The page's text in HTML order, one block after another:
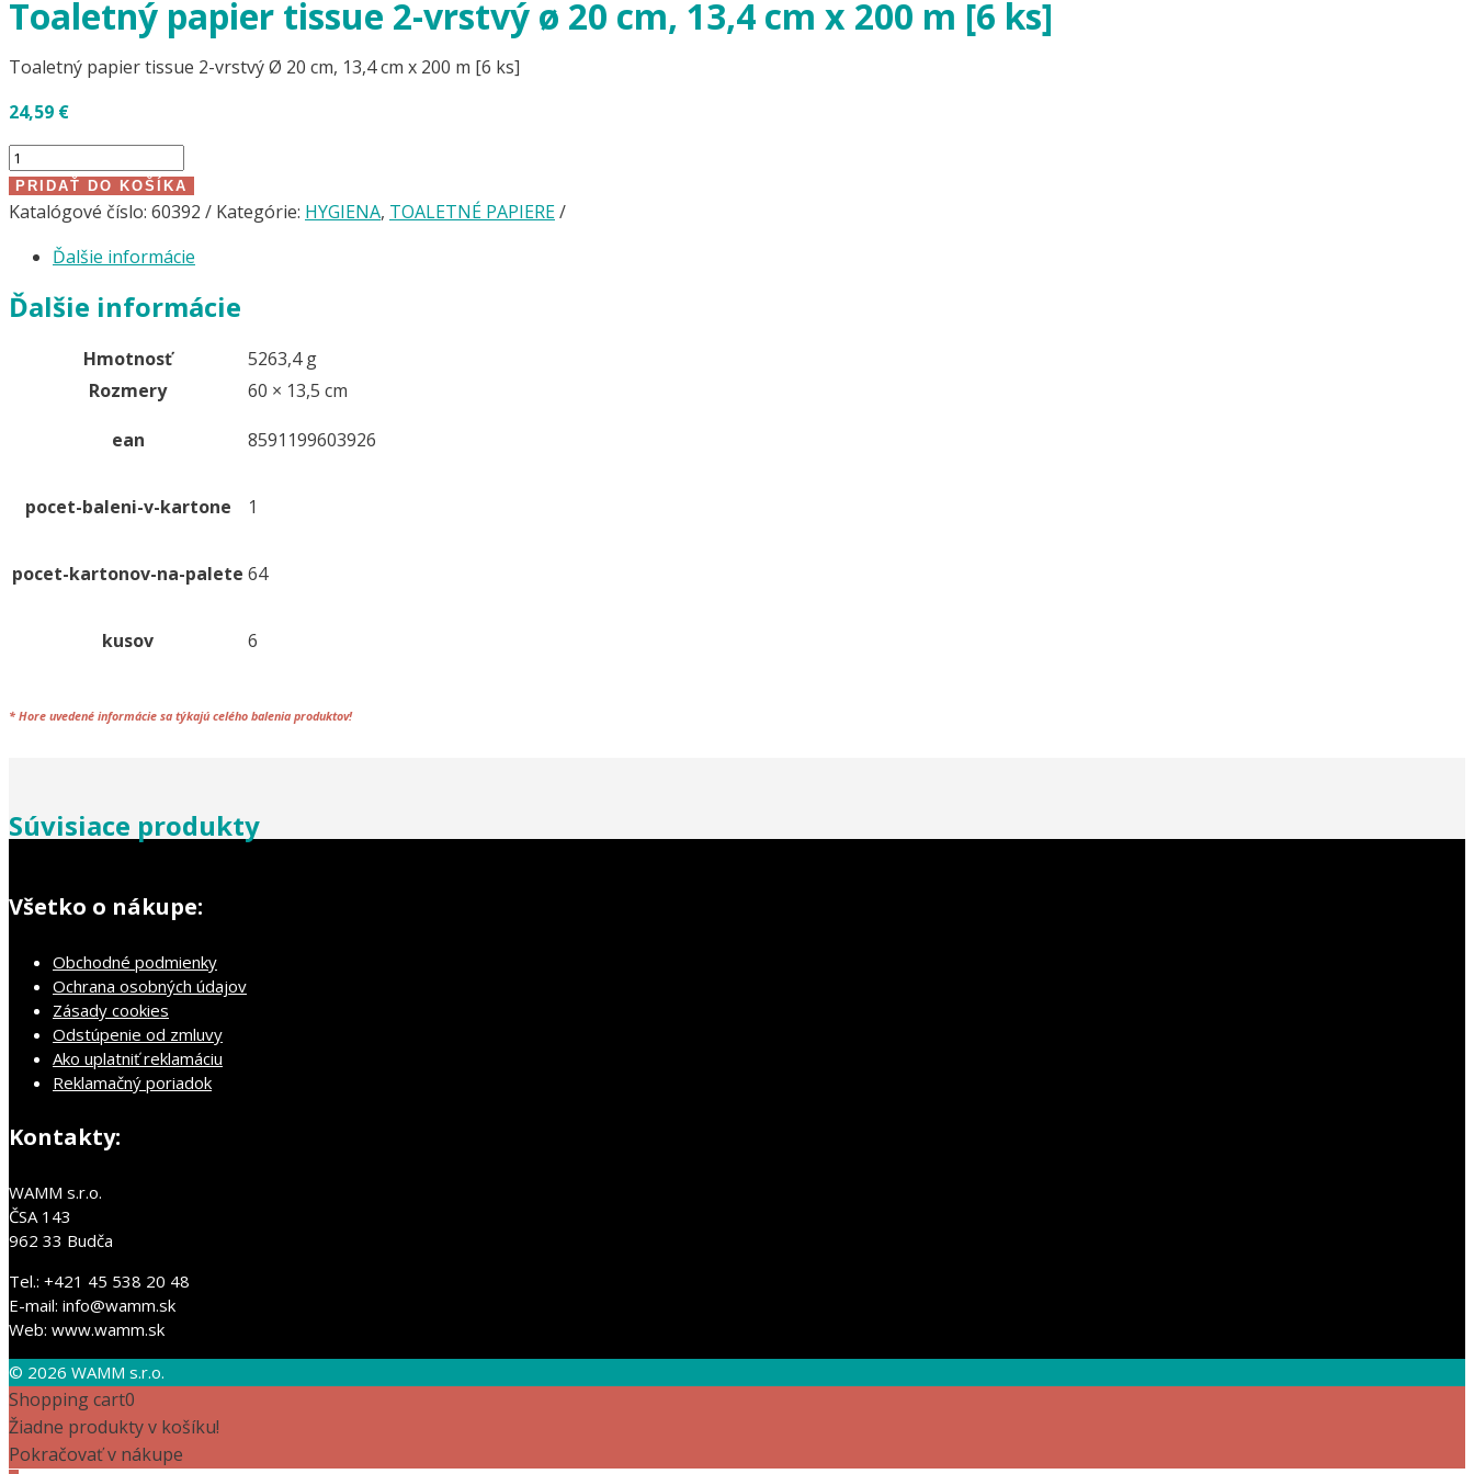
Toaletný papier tissue 2-vrstvý ø 20 cm, 13,4 cm x 200 m [6 ks]
Toaletný papier tissue 2-vrstvý Ø 20 cm, 13,4 cm x 200 m [6 ks]
24,59 €
množstvo
Toaletný
papier
vrstvý
ø
ks]
PRIDAŤ DO KOŠÍKA
Katalógové číslo: 60392 Kategórie: HYGIENA, TOALETNÉ PAPIERE
Ďalšie informácie
Ďalšie informácie
Hmotnosť
5263,4 g
Rozmery
60 × 13,5 cm
ean 8591199603926
pocet-baleni-v-kartone 1
pocet-kartonov-na-palete 64
kusov 6
* Hore uvedené informácie sa týkajú celého balenia produktov!
Súvisiace produkty
Všetko o nákupe:
Obchodné podmienky
Ochrana osobných údajov
Zásady cookies
Odstúpenie od zmluvy
Ako uplatniť reklamáciu
Reklamačný poriadok
Kontakty:
WAMM s.r.o.
ČSA 143
962 33 Budča
Tel.: +421 45 538 20 48
E-mail: info@wamm.sk
Web: www.wamm.sk
© 2026 WAMM s.r.o.
Shopping cart0
Žiadne produkty v košíku!
Pokračovať v nákupe